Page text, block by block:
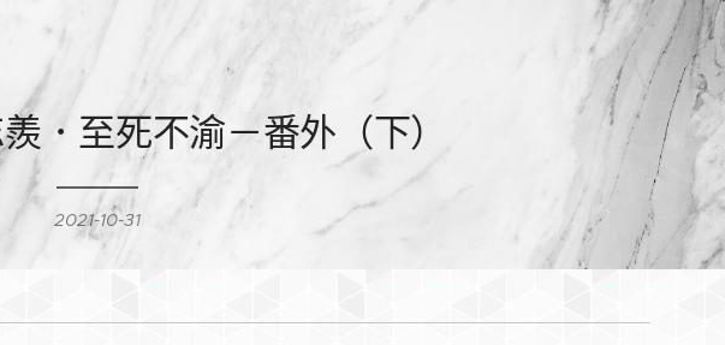
．至死不渝－番外（下）
2021-10-31